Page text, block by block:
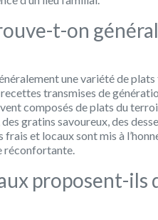
t-on
une variété de
transmises de
composés de plats du
gratins savoureux, des
et locaux sont mis à
réconfortante.
proposent-ils